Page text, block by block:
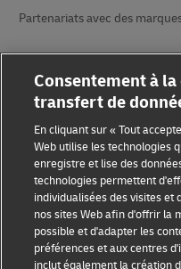
Partenariats avec des
Sensibilisation à la fraude
Mention légale
Conditions d’utilisation
Consentement à
transfert de
En cliquant sur « Tout
Web utilise les technologies
enregistre et lise des
technologies permettent
individualisées des visites et
nos sites Web afin d'offrir la
possible et d'adapter les
préférences et aux centres
inclut également la création